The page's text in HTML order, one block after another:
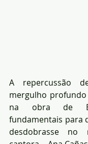
A repercussão
mergulho
na obra de
fundamentais para
desdobrasse